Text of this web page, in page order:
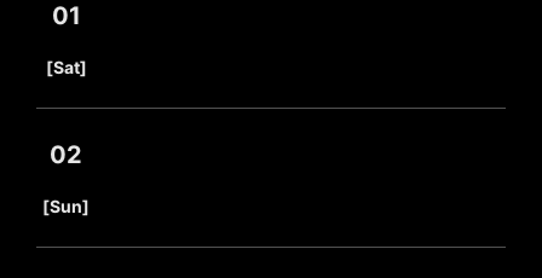
01
[Sat]
02
[Sun]